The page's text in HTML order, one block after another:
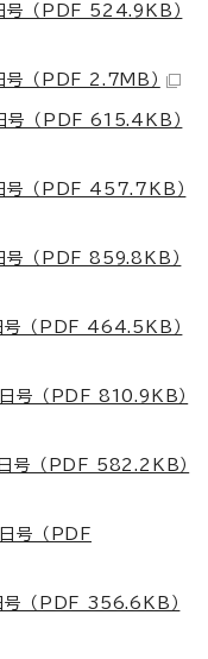
（PDF 524.9KB）
（PDF 2.7MB）
（PDF 615.4KB）
（PDF 457.7KB）
（PDF 859.8KB）
（PDF 464.5KB）
号 （PDF 810.9KB）
号 （PDF 582.2KB）
号 （PDF
（PDF 356.6KB）